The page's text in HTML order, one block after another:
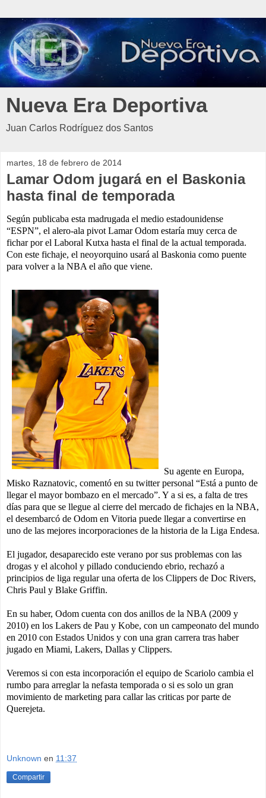
Nueva Era Deportiva
Juan Carlos Rodríguez dos Santos
martes, 18 de febrero de 2014
Lamar Odom jugará en el Baskonia
hasta final de temporada
Según publicaba esta madrugada el medio estadounidense
“ESPN”, el alero-ala pivot Lamar Odom estaría muy cerca de
fichar por el Laboral Kutxa hasta el final de la actual temporada.
Con este fichaje, el neoyorquino usará al Baskonia como puente
para volver a la NBA el año que viene.
Su agente en Europa,
Misko Raznatovic, comentó en su twitter personal “Está a punto de
llegar el mayor bombazo en el mercado”. Y a si es, a falta de tres
días para que se llegue al cierre del mercado de fichajes en la NBA,
el desembarcó de Odom en Vitoria puede llegar a convertirse en
uno de las mejores incorporaciones de la historia de la Liga Endesa.
El jugador, desaparecido este verano por sus problemas con las
drogas y el alcohol y pillado conduciendo ebrio, rechazó a
principios de liga regular una oferta de los Clippers de Doc Rivers,
Chris Paul y Blake Griffin.
En su haber, Odom cuenta con dos anillos de la NBA (2009 y
2010) en los Lakers de Pau y Kobe, con un campeonato del mundo
en 2010 con Estados Unidos y con una gran carrera tras haber
jugado en Miami, Lakers, Dallas y Clippers.
Veremos si con esta incorporación el equipo de Scariolo cambia el
rumbo para arreglar la nefasta temporada o si es solo un gran
movimiento de marketing para callar las criticas por parte de
Querejeta.
Unknown en 11:37
Compartir